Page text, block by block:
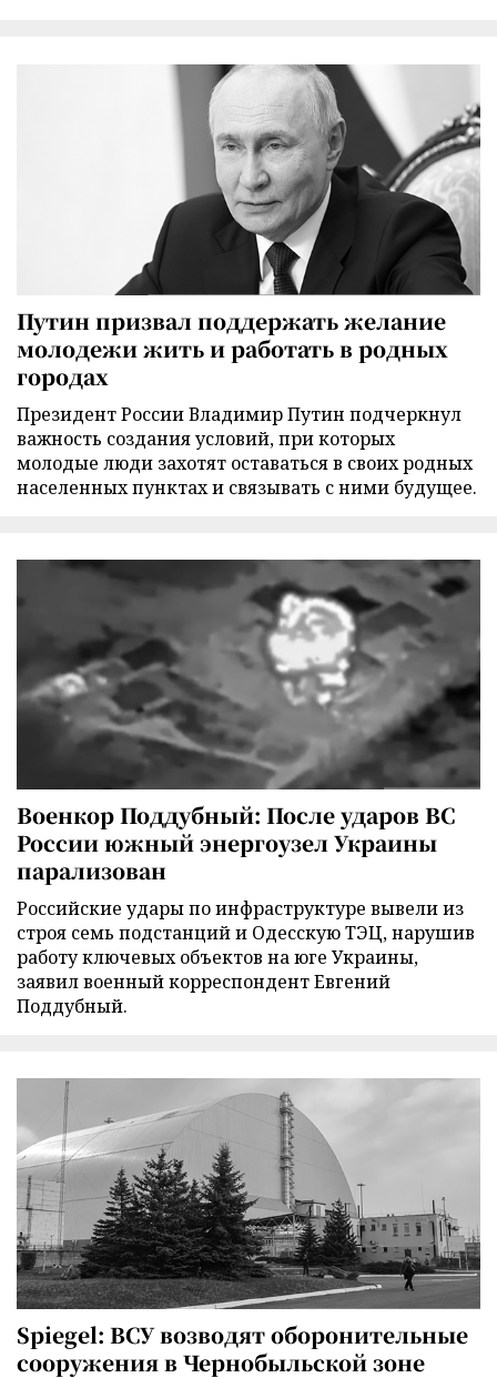
Путин призвал поддержать желание
молодежи жить и работать в родных
городах
Президент России Владимир Путин подчеркнул
важность создания условий, при которых
молодые люди захотят оставаться в своих родных
населенных пунктах и связывать с ними будущее.
Военкор Поддубный: После ударов ВС
России южный энергоузел Украины
парализован
Российские удары по инфраструктуре вывели из
строя семь подстанций и Одесскую ТЭЦ, нарушив
работу ключевых объектов на юге Украины,
заявил военный корреспондент Евгений
Поддубный.
Spiegel: ВСУ возводят оборонительные
сооружения в Чернобыльской зоне